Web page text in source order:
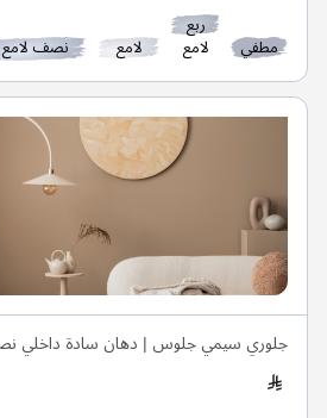
مطفي
ربع
لامع لامع نصف لامع
جلوري سيمي جلوس | دهان سادة داخلي